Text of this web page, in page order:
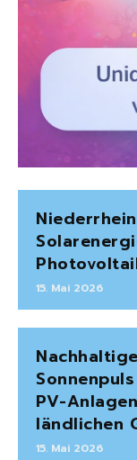
15. Mai 2026
PV-
ländlichen
15. Mai 2026